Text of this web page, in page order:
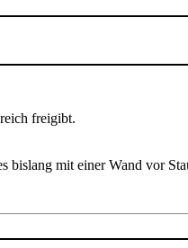
freigibt.
mit einer Wand vor